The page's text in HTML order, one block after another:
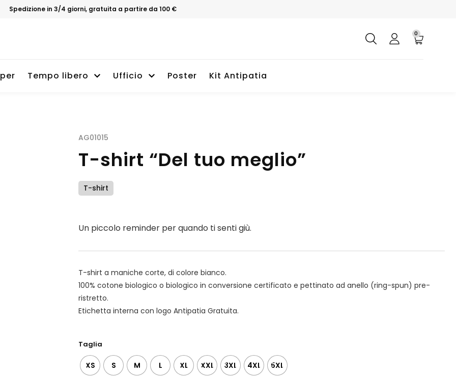
Spedizione in 3/4 giorni, gratuita a partire da 100 €
0
Tempo libero Ufficio Poster Kit Antipatia
AG01015
T-shirt “Del tuo meglio”
T-shirt
Un piccolo reminder per quando ti senti giù.
T-shirt a maniche corte, di colore bianco.
100% cotone biologico o biologico in conversione certificato e pettinato ad anello (ring-spun) pre-
ristretto.
Etichetta interna con logo Antipatia Gratuita.
Taglia
XS S M L XL XXL 3XL 4XL 5XL